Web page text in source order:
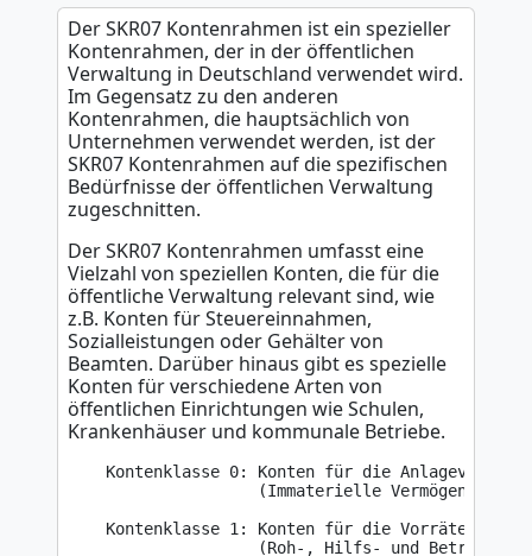
Der SKR07 Kontenrahmen ist ein spezieller
Kontenrahmen, der in der öffentlichen
Verwaltung in Deutschland verwendet wird.
Im Gegensatz zu den anderen
Kontenrahmen, die hauptsächlich von
Unternehmen verwendet werden, ist der
SKR07 Kontenrahmen auf die spezifischen
Bedürfnisse der öffentlichen Verwaltung
zugeschnitten.
Der SKR07 Kontenrahmen umfasst eine
Vielzahl von speziellen Konten, die für die
öffentliche Verwaltung relevant sind, wie
z.B. Konten für Steuereinnahmen,
Sozialleistungen oder Gehälter von
Beamten. Darüber hinaus gibt es spezielle
Konten für verschiedene Arten von
öffentlichen Einrichtungen wie Schulen,
Krankenhäuser und kommunale Betriebe.
    Kontenklasse 0: Konten für die Anlagevermögen
(Immaterielle
    Kontenklasse 1: Konten für die Vorräte
(Roh-, Hilfs- und